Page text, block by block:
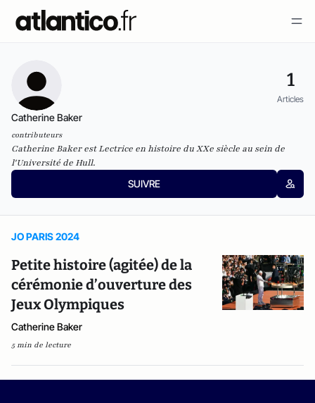
1
Articles
Catherine Baker
contributeurs
Catherine Baker est Lectrice en histoire du XXe siècle au sein de
l'Université de Hull.
SUIVRE
JO PARIS 2024
Petite histoire (agitée) de la
cérémonie d’ouverture des
Jeux Olympiques
Catherine Baker
5 min de lecture